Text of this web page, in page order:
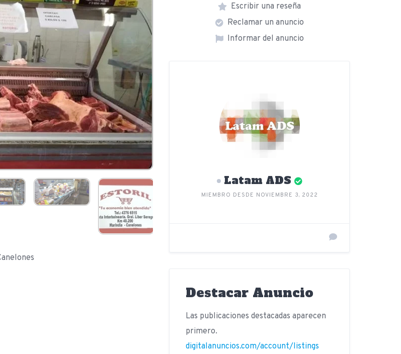
Escribir una reseña
Reclamar un anuncio
Informar del anuncio
Latam ADS
MIEMBRO DESDE NOVIEMBRE 3, 2022
Destacar Anuncio
Las publicaciones destacadas aparecen
primero.
digitalanuncios.com/account/listings